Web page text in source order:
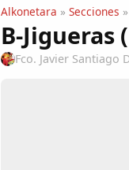
Alkonetara » Secciones »
B-Jigueras
Fco. Javier Santiago